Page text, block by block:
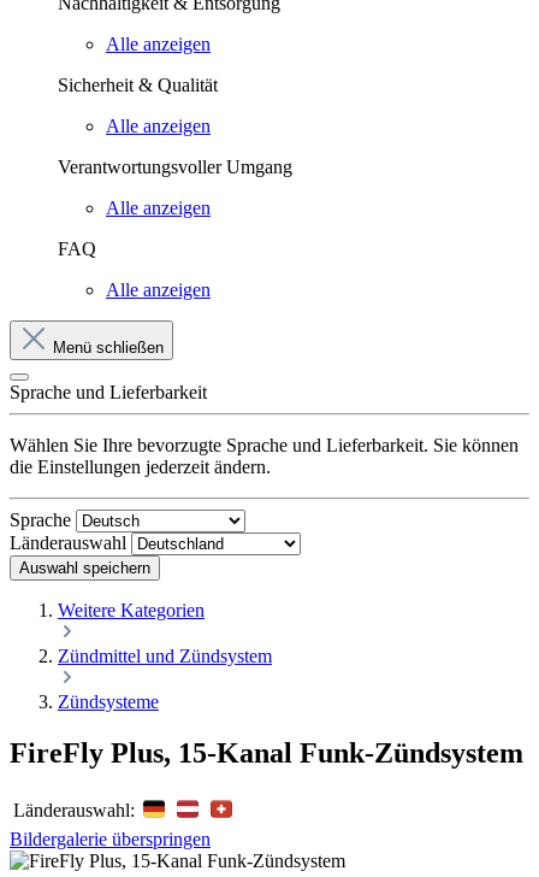
Alle anzeigen
Sicherheit & Qualität
Alle anzeigen
Verantwortungsvoller Umgang
Alle anzeigen
FAQ
Alle anzeigen
Menü schließen
Sprache und Lieferbarkeit
Wählen Sie Ihre bevorzugte Sprache und Lieferbarkeit. Sie können
die Einstellungen jederzeit ändern.
Sprache
Länderauswahl
Auswahl speichern
Weitere Kategorien
Zündmittel und Zündsystem
Zündsysteme
FireFly Plus, 15-Kanal Funk-Zündsystem
Länderauswahl:
Bildergalerie überspringen